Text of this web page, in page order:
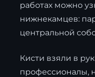
работах можно
нижнекамцев:
центральной
Кисти взяли в
профессионалы,